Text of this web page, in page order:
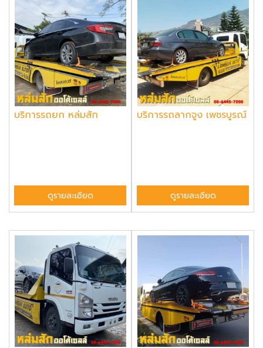
บริการรถยก หล่มสัก
ดูรายละเอียด
บริการรถลากจูง เพชรบูรณ์
ดูรายละเอียด